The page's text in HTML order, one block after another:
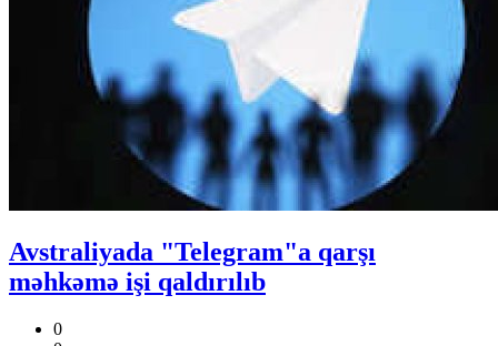
Avstraliyada "Telegram"a qarşı
məhkəmə işi qaldırılıb
0